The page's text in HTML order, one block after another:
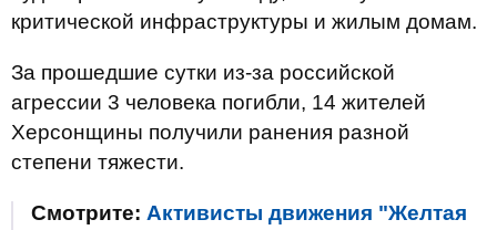
критической инфраструктуры и жилым домам.
За прошедшие сутки из-за российской
агрессии 3 человека погибли, 14 жителей
Херсонщины получили ранения разной
степени тяжести.
Смотрите: Активисты движения "Желтая